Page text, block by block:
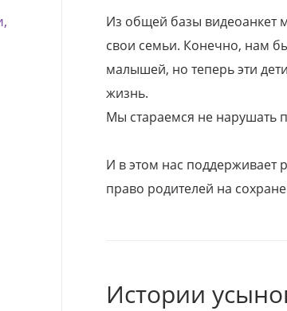
Из общей базы видеоанкет
свои семьи. Конечно, нам
малышей, но теперь эти
жизнь.
Мы стараемся не нарушать
И в этом нас поддерживает
право родителей на
Истории